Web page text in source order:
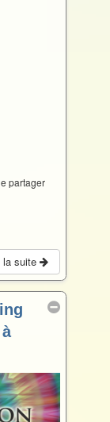
partager
la suite